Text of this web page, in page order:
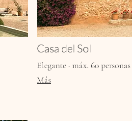
Casa del Sol
Elegante · máx. 60
Más